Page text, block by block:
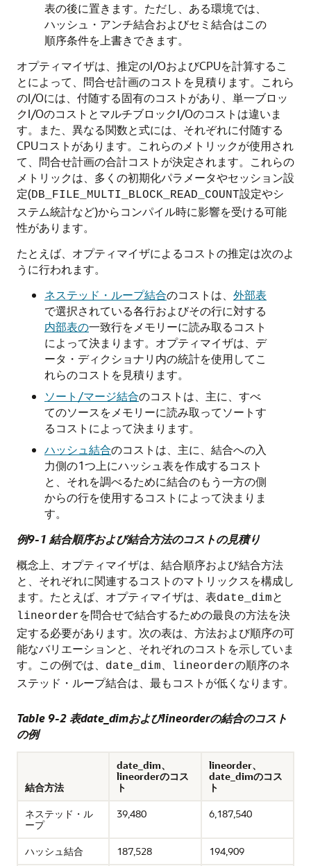
表の後に置きます。ただし、ある環境では、
ハッシュ・アンチ結合およびセミ結合はこの
順序条件を上書きできます。
オプティマイザは、推定のI/OおよびCPUを計算するこ
とによって、問合せ計画のコストを見積ります。これら
のI/Oには、付随する固有のコストがあり、単一ブロッ
クI/OのコストとマルチブロックI/Oのコストは違いま
す。また、異なる関数と式には、それぞれに付随する
CPUコストがあります。これらのメトリックが使用され
て、問合せ計画の合計コストが決定されます。これらの
メトリックは、多くの初期化パラメータやセッション設
定(DB_FILE_MULTI_BLOCK_READ_COUNT設定やシ
ステム統計など)からコンパイル時に影響を受ける可能
性があります。
たとえば、オプティマイザによるコストの推定は次のよ
うに行われます。
ネステッド・ループ結合のコストは、 外部表
で選択されている各行およびその行に対する
内部表の一致行をメモリーに読み取るコスト
によって決まります。オプティマイザは、デ
ータ・ディクショナリ内の統計を使用してこ
れらのコストを見積ります。
ソート/マージ結合のコストは、主に、すべ
てのソースをメモリーに読み取ってソートす
るコストによって決まります。
ハッシュ結合のコストは、主に、結合への入
力側の1つ上にハッシュ表を作成するコスト
と、それを調べるために結合のもう一方の側
からの行を使用するコストによって決まりま
す。
例9-1 結合順序および結合方法のコストの見積り
概念上、オプティマイザは、結合順序および結合方法
と、それぞれに関連するコストのマトリックスを構成し
ます。たとえば、オプティマイザは、表date_dimと
lineorderを問合せで結合するための最良の方法を決
定する必要があります。次の表は、方法および順序の可
能なバリエーションと、それぞれのコストを示していま
す。この例では、
date_dim lineorderの順序のネ
ステッド・ループ結合は、最もコストが低くなります。
Table 9-2 表date_dimおよびlineorderの結合のコスト
の例
結合方法
date_dim、
lineorderのコス
ト
lineorder、
date_dimのコス
ト
ネステッド・ル
ープ
39,480 6,187,540
ハッシュ結合 187,528
194,909